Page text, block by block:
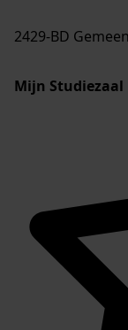
2429-BD
Mijn Studiezaal